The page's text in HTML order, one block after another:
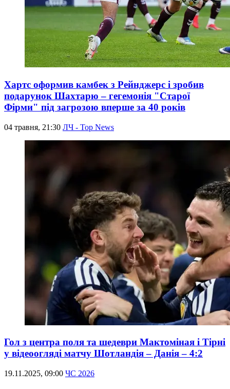
Хартс оформив камбек з Рейнджерс і зробив
подарунок Шахтарю – гегемонія "Старої
Фірми" під загрозою вперше за 40 років
04 травня, 21:30 ЛЧ - Top News
Гол з центра поля та шедеври Мактоміная і Тірні
у відеоогляді матчу Шотландія – Данія – 4:2
19.11.2025, 09:00 ЧС 2026